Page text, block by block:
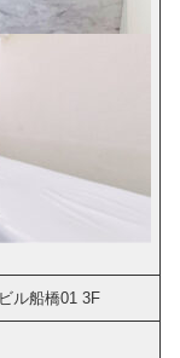
ル船橋01 3F